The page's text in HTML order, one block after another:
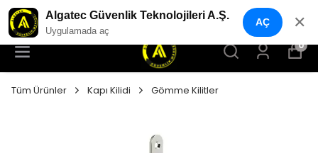
YENI NESIL GÜVENLIK GEÇIŞ
0
Tüm Ürünler Kapı Kilidi Gömme Kilitler
Algatec Güvenlik Teknolojileri A.Ş.
Uygulamada aç
AÇ ✕